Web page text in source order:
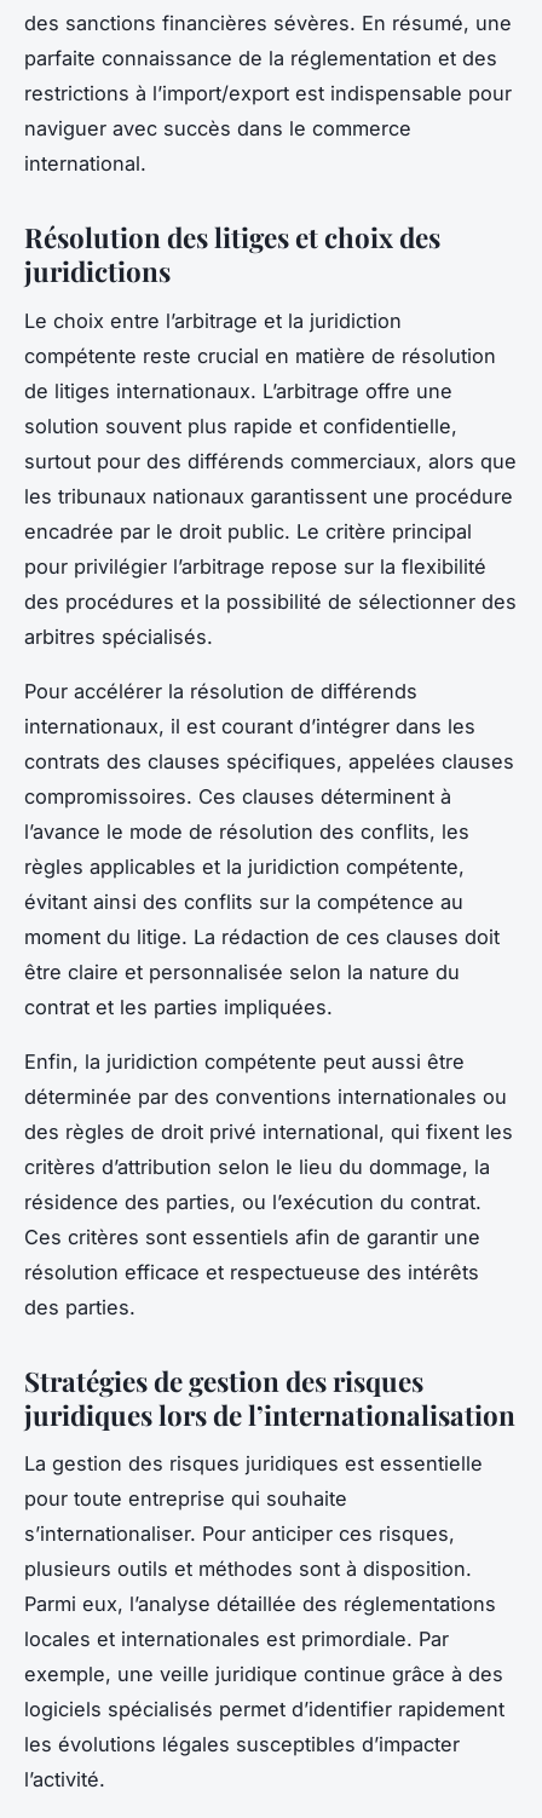
des sanctions financières sévères. En résumé, une
parfaite connaissance de la réglementation et des
restrictions à l’import/export est indispensable pour
naviguer avec succès dans le commerce
international.
Résolution des litiges et choix des
juridictions
Le choix entre l’arbitrage et la juridiction
compétente reste crucial en matière de résolution
de litiges internationaux. L’arbitrage offre une
solution souvent plus rapide et confidentielle,
surtout pour des différends commerciaux, alors que
les tribunaux nationaux garantissent une procédure
encadrée par le droit public. Le critère principal
pour privilégier l’arbitrage repose sur la flexibilité
des procédures et la possibilité de sélectionner des
arbitres spécialisés.
Pour accélérer la résolution de différends
internationaux, il est courant d’intégrer dans les
contrats des clauses spécifiques, appelées clauses
compromissoires. Ces clauses déterminent à
l’avance le mode de résolution des conflits, les
règles applicables et la juridiction compétente,
évitant ainsi des conflits sur la compétence au
moment du litige. La rédaction de ces clauses doit
être claire et personnalisée selon la nature du
contrat et les parties impliquées.
Enfin, la juridiction compétente peut aussi être
déterminée par des conventions internationales ou
des règles de droit privé international, qui fixent les
critères d’attribution selon le lieu du dommage, la
résidence des parties, ou l’exécution du contrat.
Ces critères sont essentiels afin de garantir une
résolution efficace et respectueuse des intérêts
des parties.
Stratégies de gestion des risques
juridiques lors de l’internationalisation
La gestion des risques juridiques est essentielle
pour toute entreprise qui souhaite
s’internationaliser. Pour anticiper ces risques,
plusieurs outils et méthodes sont à disposition.
Parmi eux, l’analyse détaillée des réglementations
locales et internationales est primordiale. Par
exemple, une veille juridique continue grâce à des
logiciels spécialisés permet d’identifier rapidement
les évolutions légales susceptibles d’impacter
l’activité.